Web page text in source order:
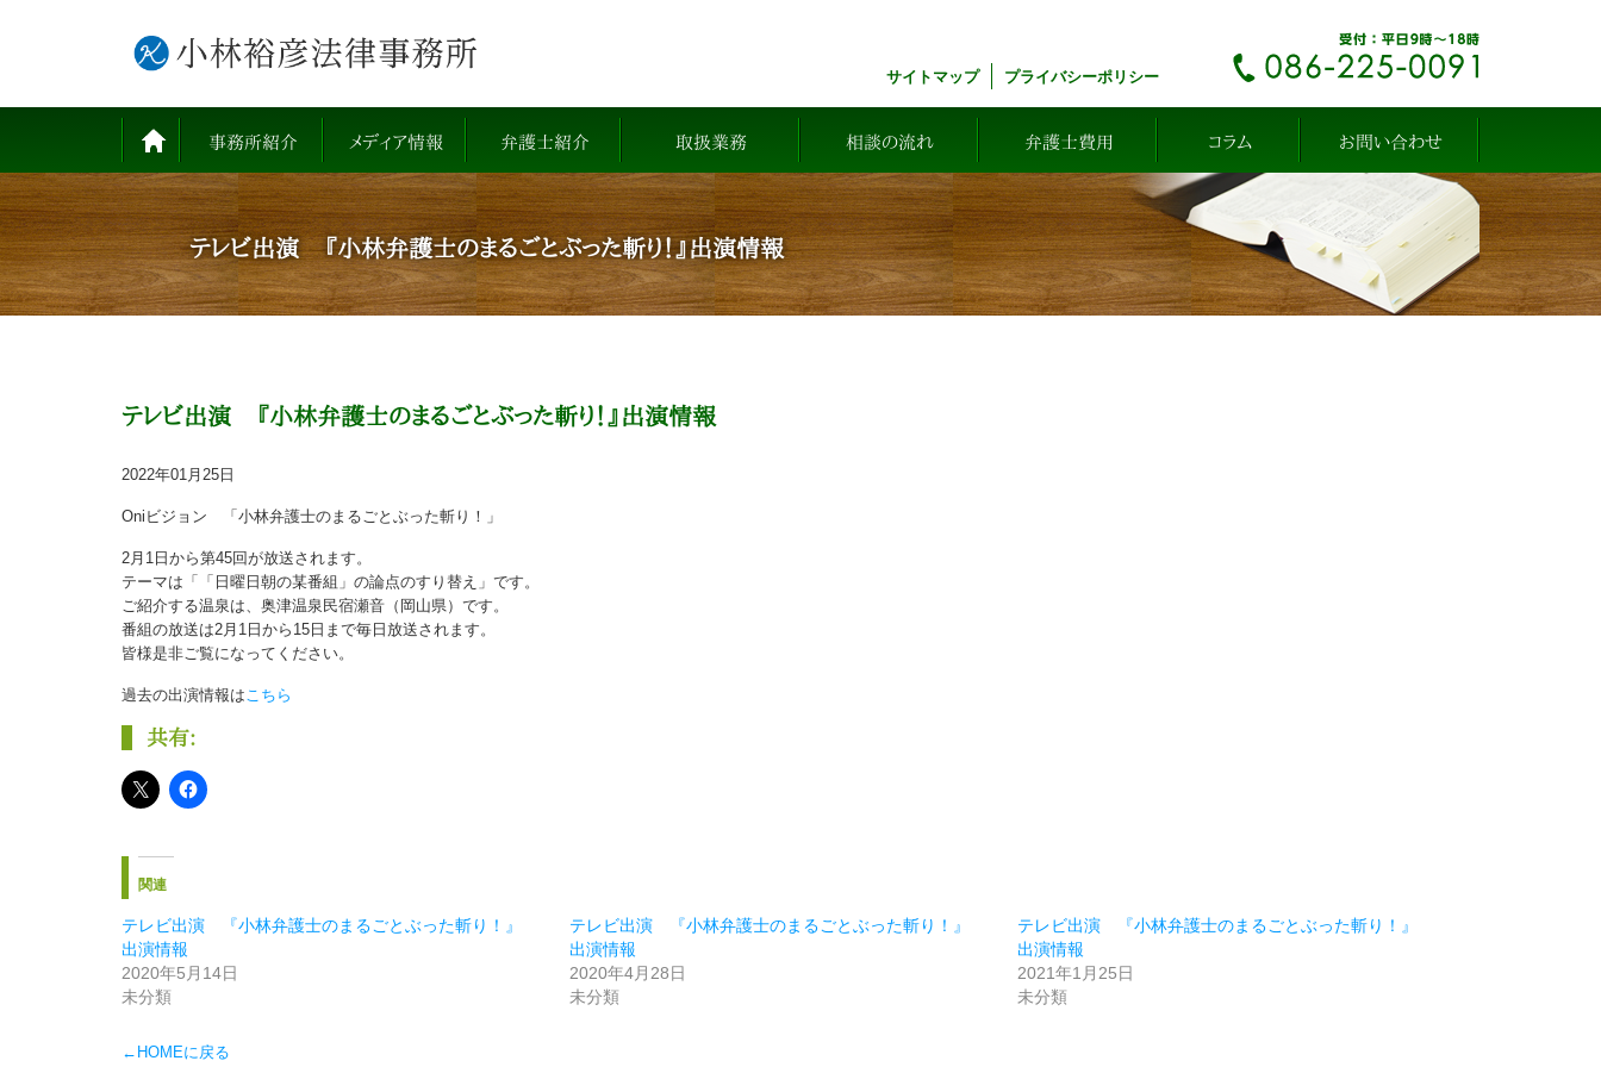
サイトマップ プライバシーポリシー
事務所紹介 メディア情報 弁護士紹介 取扱業務 相談の流れ 弁護士費用 コラム お問い合わせ
テレビ出演 『小林弁護士のまるごとぶった斬り！』出演情報
テレビ出演 『小林弁護士のまるごとぶった斬り！』出演情報
2022年01月25日
Oniビジョン 「小林弁護士のまるごとぶった斬り！」
2月1日から第45回が放送されます。
テーマは「「日曜日朝の某番組」の論点のすり替え」です。
ご紹介する温泉は、奥津温泉民宿瀬音（岡山県）です。
番組の放送は2月1日から15日まで毎日放送されます。
皆様是非ご覧になってください。
過去の出演情報は こちら
共有:
関連
テレビ出演 『小林弁護士のまるごとぶった斬り！』
出演情報
2020年5月14日
未分類
テレビ出演 『小林弁護士のまるごとぶった斬り！』
出演情報
2020年4月28日
未分類
テレビ出演 『小林弁護士のまるごとぶった斬り！』
出演情報
2021年1月25日
未分類
←HOMEに戻る